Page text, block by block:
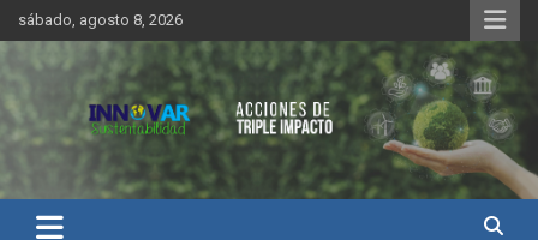
Saltar
al
contenido
sábado, agosto 8, 2026
Innovar Sustentabilidad